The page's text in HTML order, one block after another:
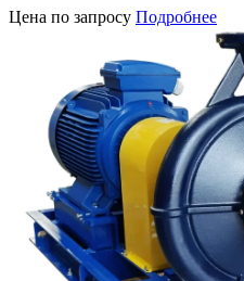
Цена по запросу Подробнее